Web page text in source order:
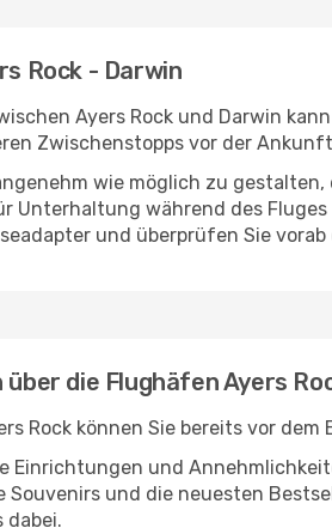
Rock - Darwin
Ayers Rock und Darwin
Zwischenstopps vor der
wie möglich zu
Unterhaltung während des
und überprüfen Sie
die Flughäfen Ayers
Rock können Sie bereits vor
Einrichtungen und
Souvenirs und die neuesten
dabei.